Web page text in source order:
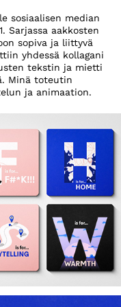
sosiaalisen median
Sarjassa aakkosten
sopiva ja liittyvä
yhdessä kollagani
tekstin ja mietti
Minä toteutin
ja animaation.